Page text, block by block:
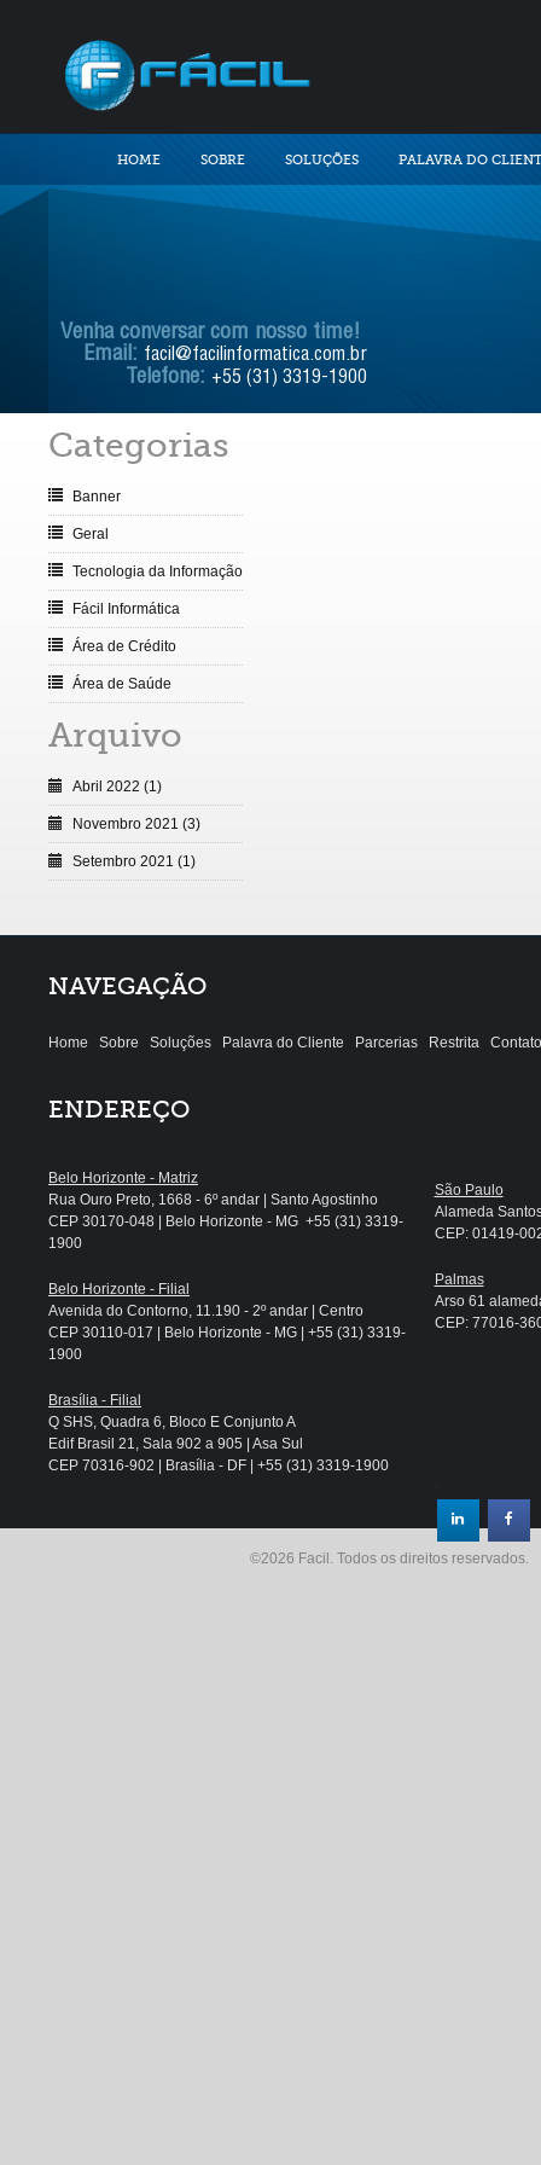
HOME SOBRE SOLUÇÕES PALAVRA DO
Venha conversar com nosso time!
Email: facil@facilinformatica.com.br
Telefone: +55 (31) 3319-1900
Categorias
Banner
Geral
Tecnologia da Informação
Fácil Informática
Área de Crédito
Área de Saúde
Arquivo
Abril 2022 (1)
Novembro 2021 (3)
Setembro 2021 (1)
NAVEGAÇÃO
Home Sobre Soluções Palavra do Cliente Parcerias Restrita Contato
ENDEREÇO
Belo Horizonte - Matriz
Rua Ouro Preto, 1668 - 6º andar | Santo Agostinho
CEP 30170-048 | Belo Horizonte - MG +55 (31) 3319-
1900
Belo Horizonte - Filial
Avenida do Contorno, 11.190 - 2º andar | Centro
CEP 30110-017 | Belo Horizonte - MG | +55 (31) 3319-
1900
Brasília - Filial
Q SHS, Quadra 6, Bloco E Conjunto A
Edif Brasil 21, Sala 902 a 905 | Asa Sul
CEP 70316-902 | Brasília - DF | +55 (31) 3319-1900
São Paulo
Alameda
CEP: 01419-
Palmas
Arso 61
CEP: 77016-
.
©2026 Facil. Todos os direitos reservados.